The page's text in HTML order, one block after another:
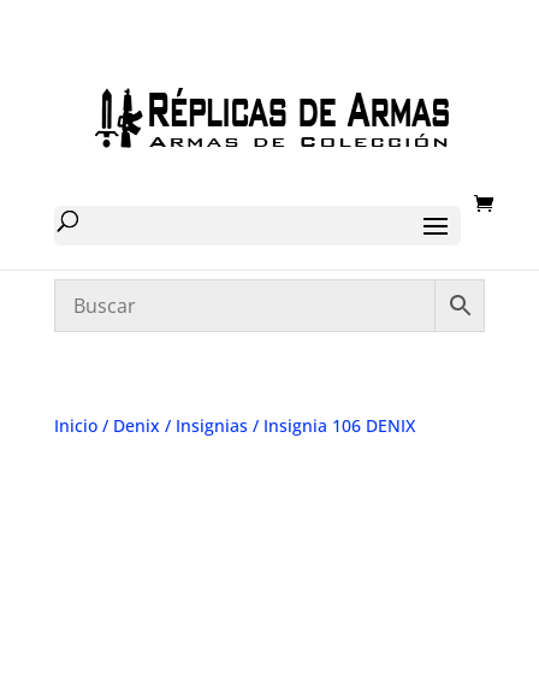
Inicio/ Denix / Insignias/ Insignia 106 DENIX